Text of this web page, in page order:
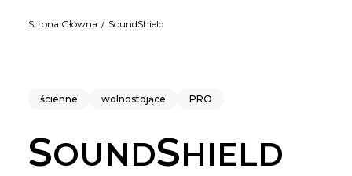
Strona Główna SoundShield
ścienne wolnostojące PRO
SOUNDSHIELD